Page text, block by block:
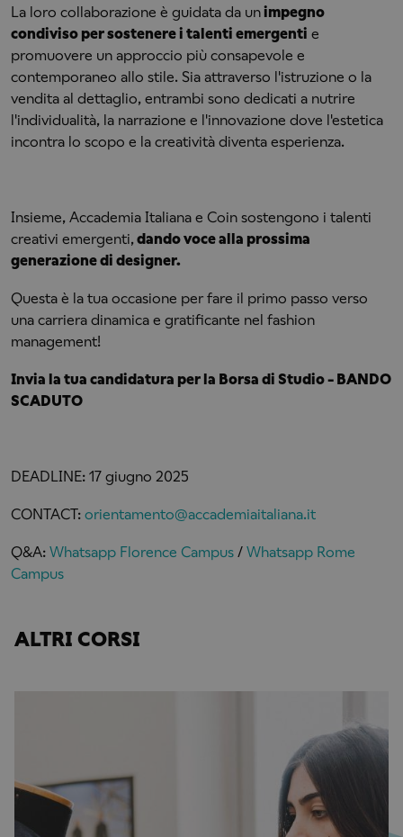
La loro collaborazione è guidata da unimpegno
condiviso per sostenere i talenti emergenti e
promuovere un approccio più consapevole e
contemporaneo allo stile. Sia attraverso l'istruzione o la
vendita al dettaglio, entrambi sono dedicati a nutrire
l'individualità, la narrazione e l'innovazione dove l'estetica
incontra lo scopo e la creatività diventa esperienza.
Insieme, Accademia Italiana e Coin sostengono i talenti
creativi emergenti, dando voce alla prossima
generazione di designer.
Questa è la tua occasione per fare il primo passo verso
una carriera dinamica e gratificante nel fashion
management!
Invia la tua candidatura per la Borsa di Studio - BANDO
SCADUTO
DEADLINE: 17 giugno 2025
CONTACT: orientamento@accademiaitaliana.it
Q&A: Whatsapp Florence Campus / Whatsapp Rome
Campus
ALTRI CORSI